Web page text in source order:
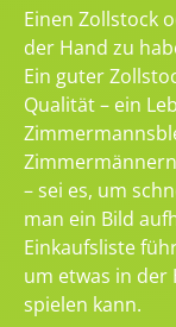
Einen Zollstock
der Hand zu
Ein guter
Qualität – ein
– sei es, um
man ein Bild
Einkaufsliste
um etwas in der
spielen kann.